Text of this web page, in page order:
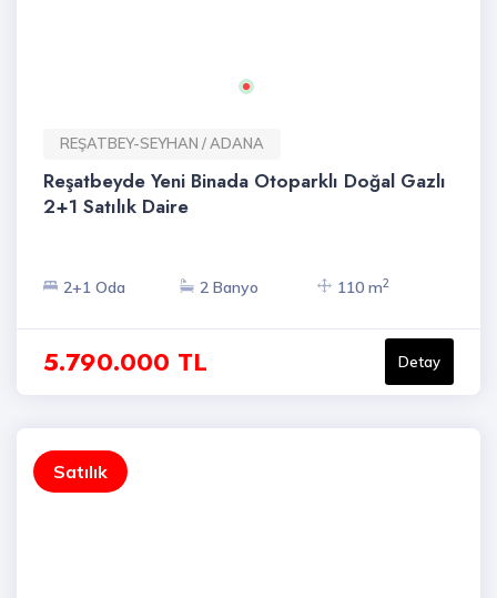
REŞATBEY-SEYHAN / ADANA
Reşatbeyde Yeni Binada Otoparklı Doğal Gazlı
2+1 Satılık Daire
2+1 Oda 2 Banyo 110 m2
5.790.000 TL Detay
Satılık